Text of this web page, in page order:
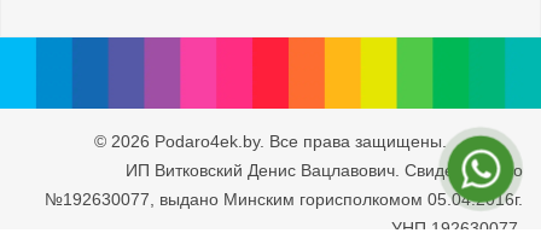
© 2026 Podaro4ek.by. Все права защищены.
ИП Витковский Денис Вацлавович. Свидетельство
№192630077, выдано Минским горисполкомом 05.04.2016г.
УНП 192630077.